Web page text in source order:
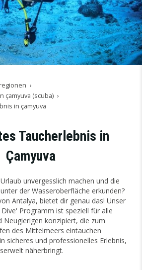
çamyuva (scuba)
in çamyuva
Taucherlebnis in
Çamyuva
unvergesslich machen und die
der Wasseroberfläche erkunden?
Antalya, bietet dir genau das! Unser
Programm ist speziell für alle
Neugierigen konzipiert, die zum
des Mittelmeers eintauchen
sicheres und professionelles Erlebnis,
näherbringt.